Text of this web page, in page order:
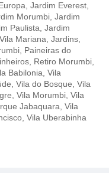
Jardim Everest,
Morumbi, Jardim
Paulista, Jardim
Mariana, Jardins,
Paineiras do
Retiro Morumbi,
Babilonia, Vila
Vila do Bosque, Vila
Vila Morumbi, Vila
Jabaquara, Vila
Vila Uberabinha